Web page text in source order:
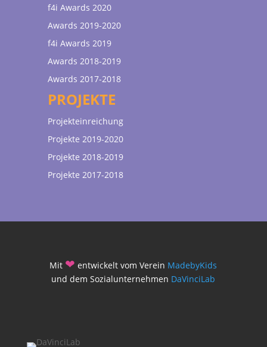
f4i Awards 2020
Awards 2019-2020
f4i Awards 2019
Awards 2018-2019
Awards 2017-2018
PROJEKTE
Projekteinreichung
Projekte 2019-2020
Projekte 2018-2019
Projekte 2017-2018
Mit ❤ entwickelt vom Verein MadebyKids
und dem Sozialunternehmen DaVinciLab